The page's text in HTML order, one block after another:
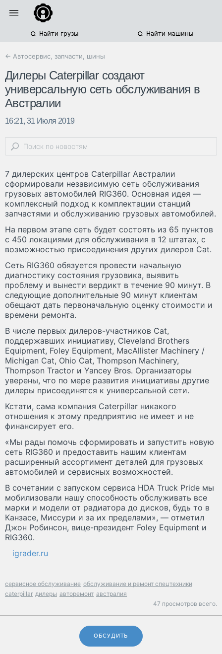
Найти грузы Найти машины
← Автосервис, запчасти, шины
Дилеры Caterpillar создают
универсальную сеть обслуживания в
Австралии
16:21, 31 Июля 2019
7 дилерских центров Caterpillar Австралии
сформировали независимую сеть обслуживания
грузовых автомобилей RIG360. Основная идея —
комплексный подход к комплектации станций
запчастями и обслуживанию грузовых автомобилей.
На первом этапе сеть будет состоять из 65 пунктов
с 450 локациями для обслуживания в 12 штатах, с
возможностью присоединения других дилеров Cat.
Сеть RIG360 обязуется провести начальную
диагностику состояния грузовика, выявить
проблему и вынести вердикт в течение 90 минут. В
следующие дополнительные 90 минут клиентам
обещают дать первоначальную оценку стоимости и
времени ремонта.
В числе первых дилеров-участников Cat,
поддержавших инициативу, Cleveland Brothers
Equipment, Foley Equipment, MacAllister Machinery /
Michigan Cat, Ohio Cat, Thompson Machinery,
Thompson Tractor и Yancey Bros. Организаторы
уверены, что по мере развития инициативы другие
дилеры присоединятся к универсальной сети.
Кстати, сама компания Caterpillar никакого
отношения к этому предприятию не имеет и не
финансирует его.
«Мы рады помочь сформировать и запустить новую
сеть RIG360 и предоставить нашим клиентам
расширенный ассортимент деталей для грузовых
автомобилей и сервисных возможностей.
В сочетании с запуском сервиса HDA Truck Pride мы
мобилизовали нашу способность обслуживать все
марки и модели от радиатора до дисков, будь то в
Канзасе, Миссури и за их пределами», — отметил
Джон Робинсон, вице-президент Foley Equipment и
RIG360.
igrader.ru
сервисное обслуживание обслуживание и ремонт спецтехники
caterpillar дилеры авторемонт австралия
47 просмотров всего.
ОБСУДИТЬ